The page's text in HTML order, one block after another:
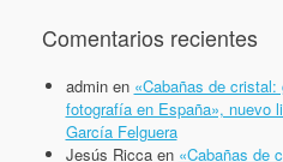
Comentarios recientes
adminen «Cabañas de
fotografía en España», nuevo
García Felguera
Jesús Riccaen «Cabañas de